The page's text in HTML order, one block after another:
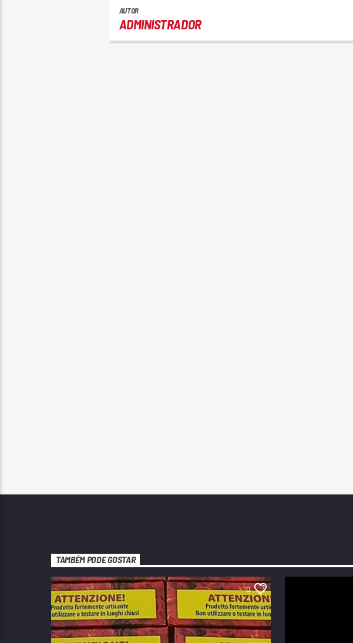
AUTOR
ADMINISTRADOR
TAMBÉM PODE GOSTAR
0